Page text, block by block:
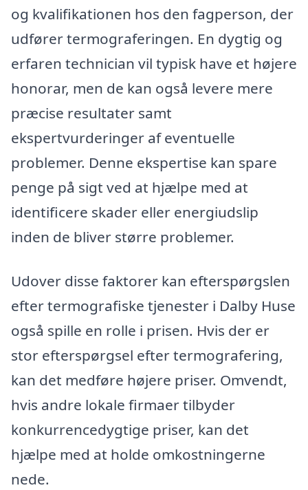
og kvalifikationen hos den fagperson, der
udfører termograferingen. En dygtig og
erfaren technician vil typisk have et højere
honorar, men de kan også levere mere
præcise resultater samt
ekspertvurderinger af eventuelle
problemer. Denne ekspertise kan spare
penge på sigt ved at hjælpe med at
identificere skader eller energiudslip
inden de bliver større problemer.
Udover disse faktorer kan efterspørgslen
efter termografiske tjenester i Dalby Huse
også spille en rolle i prisen. Hvis der er
stor efterspørgsel efter termografering,
kan det medføre højere priser. Omvendt,
hvis andre lokale firmaer tilbyder
konkurrencedygtige priser, kan det
hjælpe med at holde omkostningerne
nede.